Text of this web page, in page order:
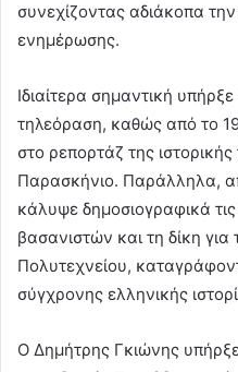
συνεχίζοντας αδιάκοπα
ενημέρωσης.
Ιδιαίτερα σημαντική
τηλεόραση, καθώς από το
στο ρεπορτάζ της
Παρασκήνιο. Παράλληλα,
κάλυψε δημοσιογραφικά
βασανιστών και τη δίκη
Πολυτεχνείου,
σύγχρονης ελληνικής
Ο Δημήτρης Γκιώνης